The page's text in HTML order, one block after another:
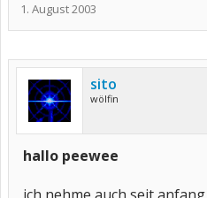
1. August 2003
sito
wölfin
hallo peewee